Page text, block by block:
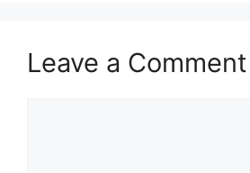
Leave a Comment